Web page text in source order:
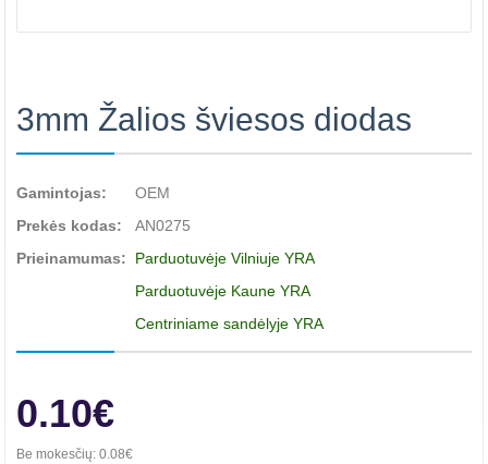
3mm Žalios šviesos diodas
Gamintojas:
OEM
Prekės kodas:
AN0275
Prieinamumas:
Parduotuvėje Vilniuje YRA
Parduotuvėje Kaune YRA
Centriniame sandėlyje YRA
0.10€
Be mokesčių: 0.08€